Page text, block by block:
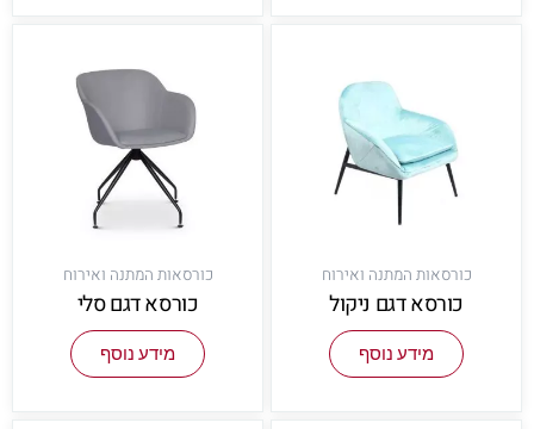
כורסאות המתנה ואירוח
כורסא דגם ניקול
מידע נוסף
כורסאות המתנה ואירוח
כורסא דגם סלי
מידע נוסף